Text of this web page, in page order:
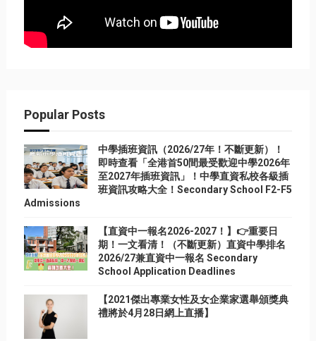
Popular Posts
中學插班資訊（2026/27年！不斷更新）！
即時查看「全港首50間最受歡迎中學2026年
至2027年插班資訊」！中學直資私校各級插
班資訊攻略大全！Secondary School F2-F5
Admissions
【直資中一報名2026-2027！】👉重要日
期！一文看清！（不斷更新）直資中學排名
2026/27兼直資中一報名 Secondary
School Application Deadlines
【2021傑出專業女性及女企業家選舉頒獎典
禮將於4月28日網上直播】